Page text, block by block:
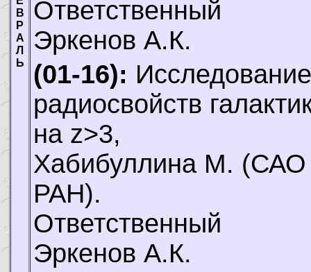
В
Р
А
Л
Ь
Ответственный
Эркенов А.К.
(01-16):
радиосвойств
на z>3,
Хабибуллина М. (САО
РАН).
Ответственный
Эркенов А.К.